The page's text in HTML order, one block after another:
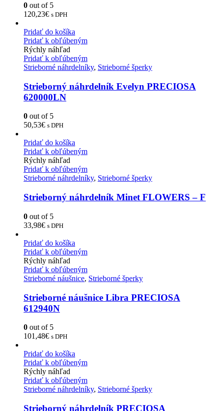
0 out of 5
120,23€ s DPH
Pridať do košíka
Pridať k obľúbeným
Rýchly náhľad
Pridať k obľúbeným
Strieborné náhrdelníky, Strieborné šperky
Strieborný náhrdelník Evelyn PRECIOSA
620000LN
0 out of 5
50,53€ s DPH
Pridať do košíka
Pridať k obľúbeným
Rýchly náhľad
Pridať k obľúbeným
Strieborné náhrdelníky, Strieborné šperky
Strieborný náhrdelník Minet FLOWERS – F
0 out of 5
33,98€ s DPH
Pridať do košíka
Pridať k obľúbeným
Rýchly náhľad
Pridať k obľúbeným
Strieborné náušnice, Strieborné šperky
Strieborné náušnice Libra PRECIOSA
612940N
0 out of 5
101,48€ s DPH
Pridať do košíka
Pridať k obľúbeným
Rýchly náhľad
Pridať k obľúbeným
Strieborné náhrdelníky, Strieborné šperky
Strieborný náhrdelník PRECIOSA